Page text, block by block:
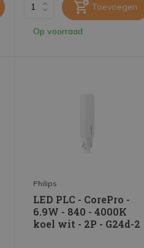
Toevoegen
Op voorraad
Philips
LED PLC - CorePro -
6.9W - 840 - 4000K
koel wit - 2P - G24d-2